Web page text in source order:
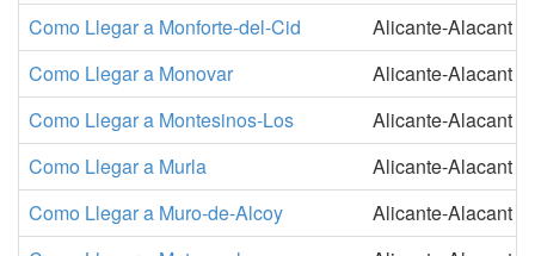
Como Llegar a Monforte-del-Cid
Alicante-Alacant
Como Llegar a Monovar
Alicante-Alacant
Como Llegar a Montesinos-Los
Alicante-Alacant
Como Llegar a Murla
Alicante-Alacant
Como Llegar a Muro-de-Alcoy
Alicante-Alacant